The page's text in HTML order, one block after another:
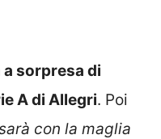
sorpresa di
A di Allegri. Poi
con la maglia